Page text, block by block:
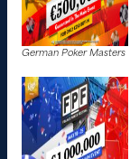
German Poker Masters